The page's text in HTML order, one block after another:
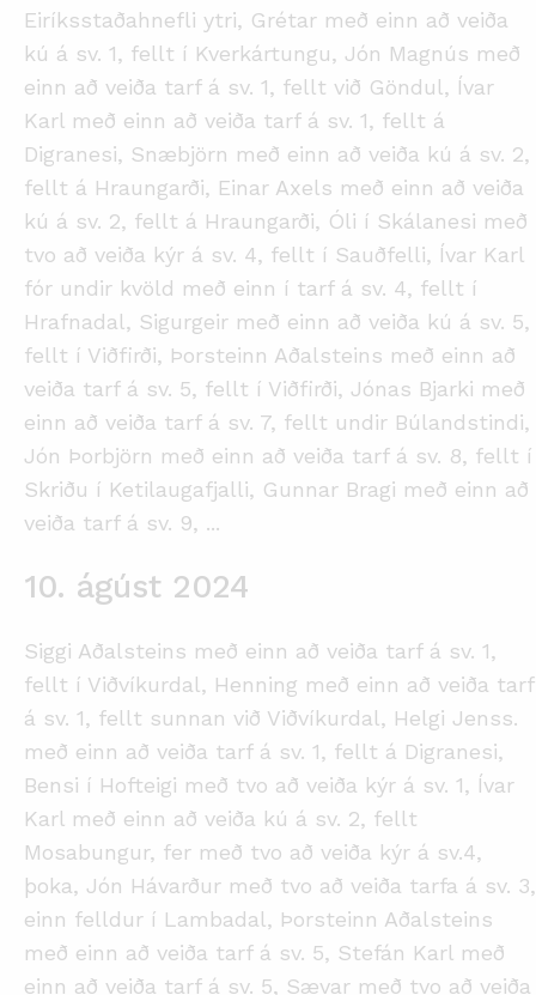
Eiríksstaðahnefli ytri, Grétar með einn að veiða
kú á sv. 1, fellt í Kverkártungu, Jón Magnús með
einn að veiða tarf á sv. 1, fellt við Göndul, Ívar
Karl með einn að veiða tarf á sv. 1, fellt á
Digranesi, Snæbjörn með einn að veiða kú á sv. 2,
fellt á Hraungarði, Einar Axels með einn að veiða
kú á sv. 2, fellt á Hraungarði, Óli í Skálanesi með
tvo að veiða kýr á sv. 4, fellt í Sauðfelli, Ívar Karl
fór undir kvöld með einn í tarf á sv. 4, fellt í
Hrafnadal, Sigurgeir með einn að veiða kú á sv. 5,
fellt í Viðfirði, Þorsteinn Aðalsteins með einn að
veiða tarf á sv. 5, fellt í Viðfirði, Jónas Bjarki með
einn að veiða tarf á sv. 7, fellt undir Búlandstindi,
Jón Þorbjörn með einn að veiða tarf á sv. 8, fellt í
Skriðu í Ketilaugafjalli, Gunnar Bragi með einn að
veiða tarf á sv. 9, ...
10. ágúst 2024
Siggi Aðalsteins með einn að veiða tarf á sv. 1,
fellt í Viðvíkurdal, Henning með einn að veiða tarf
á sv. 1, fellt sunnan við Viðvíkurdal, Helgi Jenss.
með einn að veiða tarf á sv. 1, fellt á Digranesi,
Bensi í Hofteigi með tvo að veiða kýr á sv. 1, Ívar
Karl með einn að veiða kú á sv. 2, fellt
Mosabungur, fer með tvo að veiða kýr á sv.4,
þoka, Jón Hávarður með tvo að veiða tarfa á sv. 3,
einn felldur í Lambadal, Þorsteinn Aðalsteins
með einn að veiða tarf á sv. 5, Stefán Karl með
einn að veiða tarf á sv. 5, Sævar með tvo að veiða